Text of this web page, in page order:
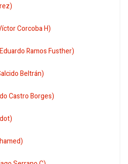
Corcoba H)
Ramos Fusther)
Beltrán)
Castro Borges)